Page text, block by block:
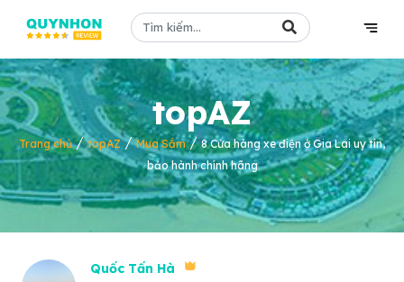
topAZ
Trang chủ/topAZ/Mua Sắm/8 Cửa hàng xe điện ở Gia Lai uy tín,
bảo hành chính hãng
Quốc Tấn Hà